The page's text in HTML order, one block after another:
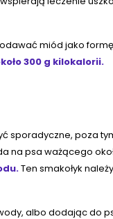
miód jako
300 g kilokalorii.
sporadyczne, poza
na psa ważącego
Ten smakołyk
albo dodając do